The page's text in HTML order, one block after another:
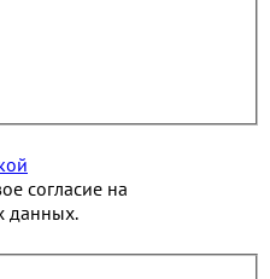
согласие на
данных.